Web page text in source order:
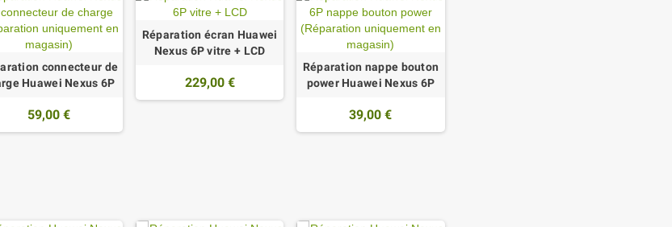
connecteur de
Huawei Nexus 6P
59,00 €
Réparation écran Huawei
Nexus 6P vitre + LCD
229,00 €
Réparation nappe bouton
power Huawei Nexus 6P
39,00 €